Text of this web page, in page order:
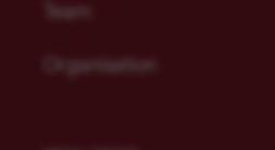
Team
Organisation